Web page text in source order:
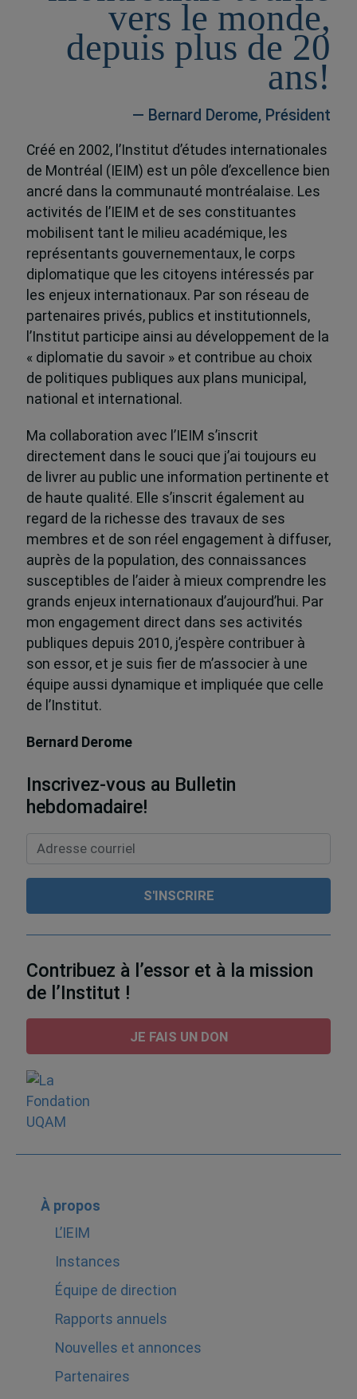
vers le monde,
depuis plus de 20
ans!
— Bernard Derome, Président
Créé en 2002, l’Institut d’études internationales
de Montréal (IEIM) est un pôle d’excellence bien
ancré dans la communauté montréalaise. Les
activités de l’IEIM et de ses constituantes
mobilisent tant le milieu académique, les
représentants gouvernementaux, le corps
diplomatique que les citoyens intéressés par
les enjeux internationaux. Par son réseau de
partenaires privés, publics et institutionnels,
l’Institut participe ainsi au développement de la
« diplomatie du savoir » et contribue au choix
de politiques publiques aux plans municipal,
national et international.
Ma collaboration avec l’IEIM s’inscrit
directement dans le souci que j’ai toujours eu
de livrer au public une information pertinente et
de haute qualité. Elle s’inscrit également au
regard de la richesse des travaux de ses
membres et de son réel engagement à diffuser,
auprès de la population, des connaissances
susceptibles de l’aider à mieux comprendre les
grands enjeux internationaux d’aujourd’hui. Par
mon engagement direct dans ses activités
publiques depuis 2010, j’espère contribuer à
son essor, et je suis fier de m’associer à une
équipe aussi dynamique et impliquée que celle
de l’Institut.
Bernard Derome
Inscrivez-vous au Bulletin
hebdomadaire!
Contribuez à l’essor et à la mission
de l’Institut !
JE FAIS UN DON
À propos
L’IEIM
Instances
Équipe de direction
Rapports annuels
Nouvelles et annonces
Partenaires